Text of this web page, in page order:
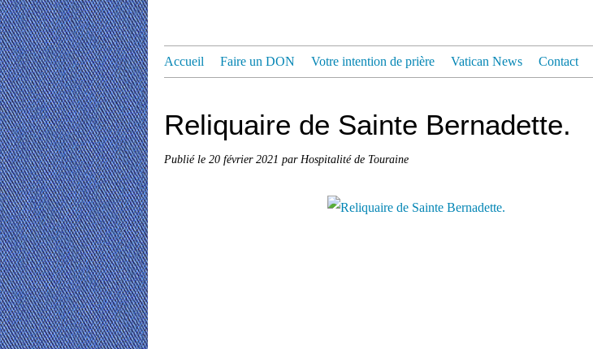
Accueil Faire un DON Votre intention de prière Vatican News Contact
Reliquaire de Sainte Bernadette.
Publié le 20 février 2021 par Hospitalité de Touraine